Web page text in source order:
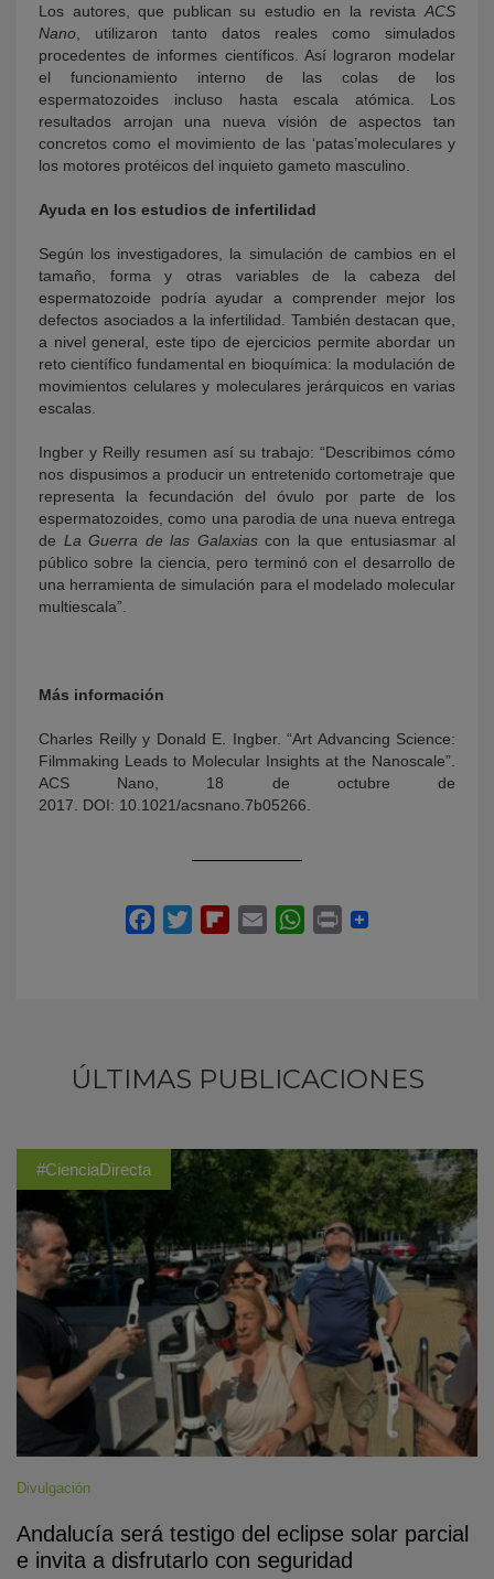
Los autores, que publican su estudio en la revista ACS
Nano , utilizaron tanto datos reales como simulados
procedentes de informes científicos. Así lograron modelar
el funcionamiento interno de las colas de los
espermatozoides incluso hasta escala atómica. Los
resultados arrojan una nueva visión de aspectos tan
concretos como el movimiento de las ‘patas’moleculares y
los motores protéicos del inquieto gameto masculino.
Ayuda en los estudios de infertilidad
Según los investigadores, la simulación de cambios en el
tamaño, forma y otras variables de la cabeza del
espermatozoide podría ayudar a comprender mejor los
defectos asociados a la infertilidad. También destacan que,
a nivel general, este tipo de ejercicios permite abordar un
reto científico fundamental en bioquímica: la modulación de
movimientos celulares y moleculares jerárquicos en varias
escalas.
Ingber y Reilly resumen así su trabajo: “Describimos cómo
nos dispusimos a producir un entretenido cortometraje que
representa la fecundación del óvulo por parte de los
espermatozoides, como una parodia de una nueva entrega
de La Guerra de las Galaxias con la que entusiasmar al
público sobre la ciencia, pero terminó con el desarrollo de
una herramienta de simulación para el modelado molecular
multiescala”.
Más información
Charles Reilly y Donald E. Ingber. “Art Advancing Science:
Filmmaking Leads to Molecular Insights at the Nanoscale”.
ACS Nano, 18 de octubre de
2017. DOI: 10.1021/acsnano.7b05266.
ÚLTIMAS PUBLICACIONES
#CienciaDirecta
Divulgación
Andalucía será testigo del eclipse solar parcial
e invita a disfrutarlo con seguridad